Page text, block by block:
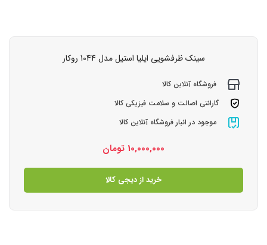
سینک ظرفشویی ایلیا استیل مدل 1044 روکار
فروشگاه آنلاین کالا
گارانتی اصالت و سلامت فیزیکی کالا
موجود در انبار فروشگاه آنلاین کالا
10,000,000 تومان
خرید از دیجی کالا